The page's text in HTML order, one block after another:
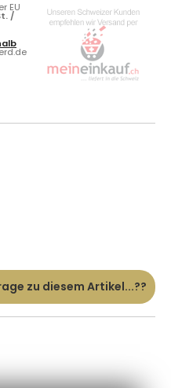
EU
/
zu diesem Artikel...??